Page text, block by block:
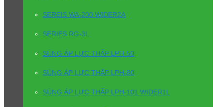
SEREIS WA-200 WIDER2A
SERIES RG-3L
SÚNG ÁP LỰC THẤP LPH-50
SÚNG ÁP LỰC THẤP LPH-80
SÚNG ÁP LỰC THẤP LPH-101 WIDER1L